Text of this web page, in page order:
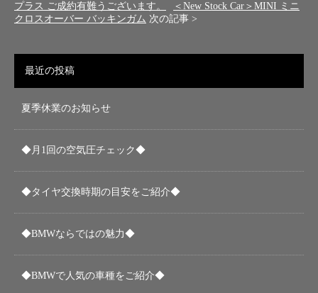
プラス ご成約有難うございます。
＜New Stock Car＞MINI ミニ
クロスオーバー バッキンガム 次の記事 >
最近の投稿
夏季休業のお知らせ
◆月1回の空気圧チェック◆
◆タイヤ交換時期の目安をご紹介◆
◆BMWならではの魅力◆
◆BMWで人気の車種をご紹介◆